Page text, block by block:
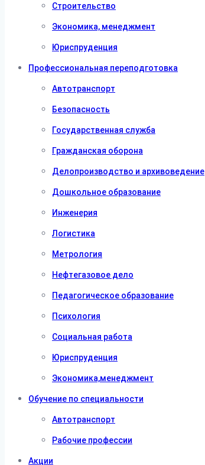
Строительство
Экономика, менеджмент
Юриспруденция
Профессиональная переподготовка
Автотранспорт
Безопасность
Государственная служба
Гражданская оборона
Делопроизводство и архивоведение
Дошкольное образование
Инженерия
Логистика
Метрология
Нефтегазовое дело
Педагогическое образование
Психология
Социальная работа
Юриспруденция
Экономика,менеджмент
Обучение по специальности
Автотранспорт
Рабочие профессии
Акции